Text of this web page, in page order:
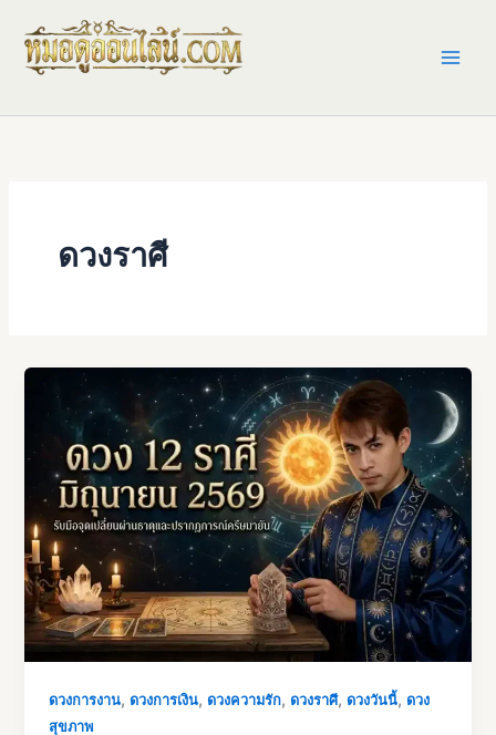
content
ดวงราศี
ดวงการงาน,ดวงการเงิน,ดวงความรัก,ดวงราศี,ดวงวันนี้,ดวง
สุขภาพ